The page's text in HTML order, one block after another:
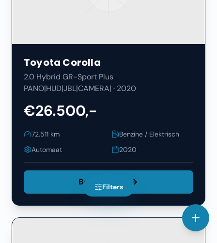
Toyota Corolla
2.0 Hybrid GR-Sport Plus
PANO|HUD|JBL|CAMERA| · 2020
€26.500,-
72.511 km
Benzine / Elektrisch
Automaat
2020
Bekijk Details
Filters